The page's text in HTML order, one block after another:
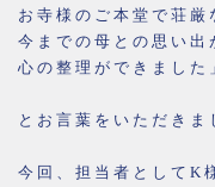
お寺様のご本堂で荘厳
今までの母との思い出
心の整理ができました
とお言葉をいただきま
今回、担当者としてK